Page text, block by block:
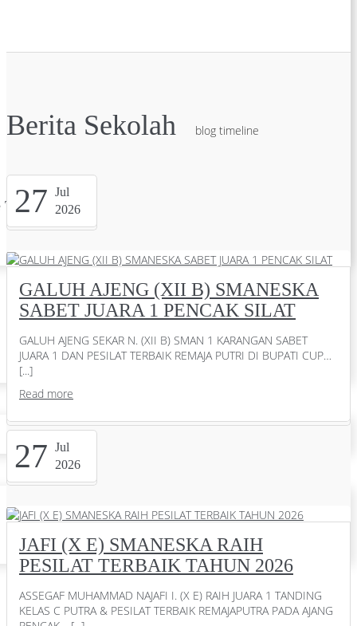
Test
Berita Sekolah blog timeline
27 Jul
2026
GALUH AJENG (XII B) SMANESKA
SABET JUARA 1 PENCAK SILAT
GALUH AJENG SEKAR N. (XII B) SMAN 1 KARANGAN SABET
JUARA 1 DAN PESILAT TERBAIK REMAJA PUTRI DI BUPATI CUP…
[...]
Read more
27 Jul
2026
JAFI (X E) SMANESKA RAIH
PESILAT TERBAIK TAHUN 2026
ASSEGAF MUHAMMAD NAJAFI I. (X E) RAIH JUARA 1 TANDING
KELAS C PUTRA & PESILAT TERBAIK REMAJAPUTRA PADA AJANG